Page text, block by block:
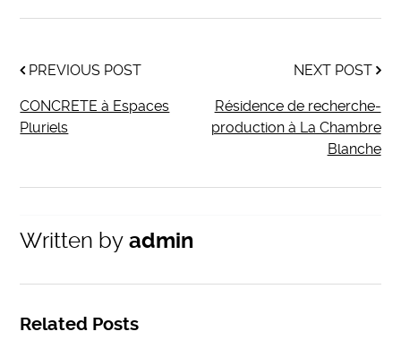
PREVIOUS POST
CONCRETE à Espaces
Pluriels
NEXT POST
Résidence de recherche-
production à La Chambre
Blanche
Written by admin
Related Posts